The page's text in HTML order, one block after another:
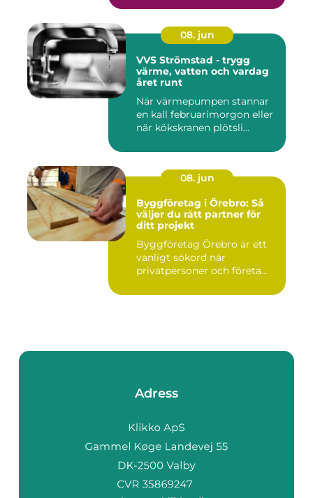
08. jun
VVS Strömstad - trygg
värme, vatten och vardag
året runt
När värmepumpen stannar
en kall februarimorgon eller
när kökskranen plötsli...
08. jun
Byggföretag i Örebro: Så
väljer du rätt partner för
ditt projekt
Byggföretag Örebro är ett
vanligt sökord när
privatpersoner och företa...
Adress